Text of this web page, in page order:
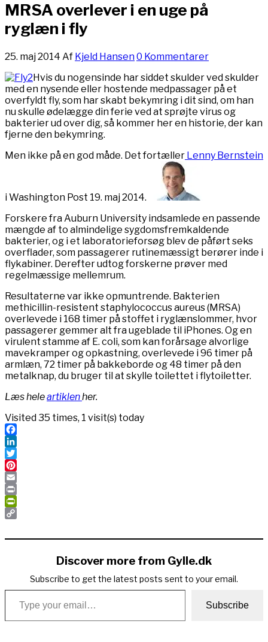
MRSA overlever i en uge på
ryglæn i fly
25. maj 2014 Af Kjeld Hansen0 Kommentarer
Hvis du nogensinde har siddet skulder ved skulder
med en nysende eller hostende medpassager på et
overfyldt fly, som har skabt bekymring i dit sind, om han
nu skulle ødelægge din ferie ved at sprøjte virus og
bakterier ud over dig, så kommer her en historie, der kan
fjerne den bekymring.
Men ikke på en god måde. Det fortæller Lenny Bernstein
i Washington Post 19. maj 2014.
Forskere fra Auburn University indsamlede en passende
mængde af to almindelige sygdomsfremkaldende
bakterier, og i et laboratorieforsøg blev de påført seks
overflader, som passagerer rutinemæssigt berører inde i
flykabiner. Derefter udtog forskerne prøver med
regelmæssige mellemrum.
Resultaterne var ikke opmuntrende. Bakterien
methicillin-resistent staphylococcus aureus (MRSA)
overlevede i 168 timer på stoffet i ryglænslommer, hvor
passagerer gemmer alt fra ugeblade til iPhones. Og en
virulent stamme af E. coli, som kan forårsage alvorlige
mavekramper og opkastning, overlevede i 96 timer på
armlæn, 72 timer på bakkeborde og 48 timer på den
metalknap, du bruger til at skylle toilettet i flytoiletter.
Læs heleartiklenher.
Visited 35 times, 1 visit(s) today
Facebook
LinkedIn
Twitter
Pinterest
Email
Print
PrintFriendly
Link
Discover more from Gylle.dk
Subscribe to get the latest posts sent to your email.
Type your email…
Subscribe